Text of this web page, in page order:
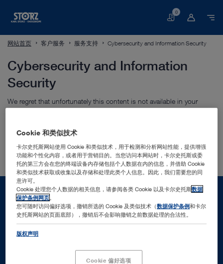
购
车
0
网站首页 客户服务 服务支持 Cybersecurity and Information Security
Cybersecurity and Information
Security
We regret that unfortunately this content is not available in your
客户支持服务
Cookie 和类似技术
卡尔史托斯网站使用 Cookie 和类似技术，用于检测和分析网站性能，提供增强
功能和个性化内容，或者用于营销目的。当您访问本网站时，卡尔史托斯或委
托的第三方会在您的终端设备内存储包括个人数据在内的信息，并借助 Cookie
和类似技术获取或收集以及存储和处理此类个人信息。因此，我们需要您的同
意许可。
Cookie 处理您个人数据的相关信息，请参阅各类 Cookie 以及卡尔史托斯数据
保护条例网页
您可随时访问偏好选项，撤销所选的 Cookie 及类似技术（数据保护条例和卡尔
史托斯网站的页面底部），撤销后不会影响撤销之前数据处理的合法性。
版权声明
Cookie 偏好选项